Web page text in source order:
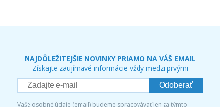
NAJDÔLEŽITEJŠIE NOVINKY PRIAMO NA VÁŠ EMAIL
Získajte zaujímavé informácie vždy medzi prvými
Odoberať
Vaše osobné údaje (email) budeme spracovávať len za týmto